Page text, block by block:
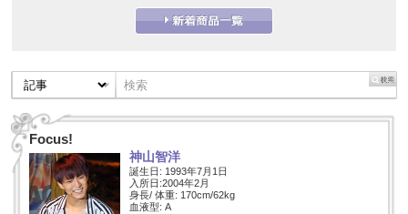
Focus!
神山智洋
誕生日: 1993年7月1日
入所日:2004年2月
身長/ 体重: 170cm/62kg
血液型: A